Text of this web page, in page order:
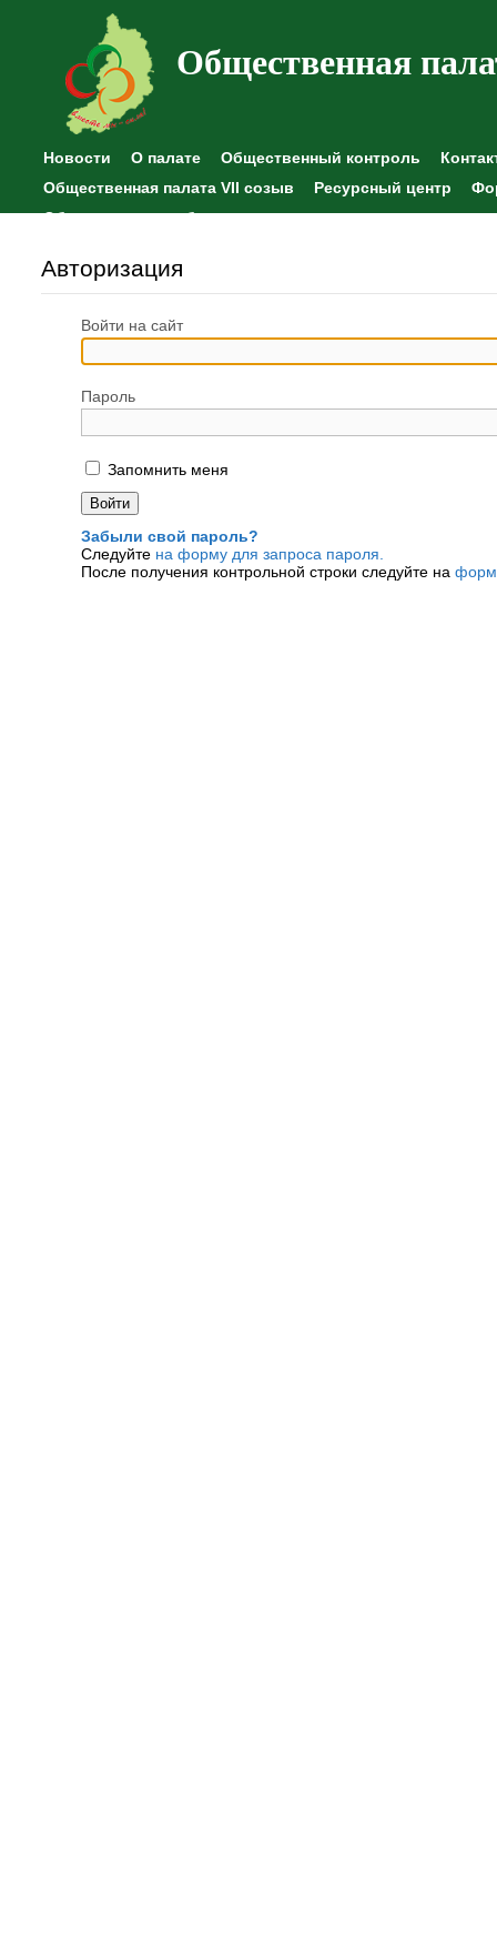
Общественная
Новости О палате Общественный контроль
Общественная палата VII созыв
Ресурсный центр
Общественные наблюдения
Авторизация
Войти на сайт
Пароль
Запомнить меня
Забыли свой пароль?
Следуйте на форму для запроса пароля.
После получения контрольной строки следуйте на